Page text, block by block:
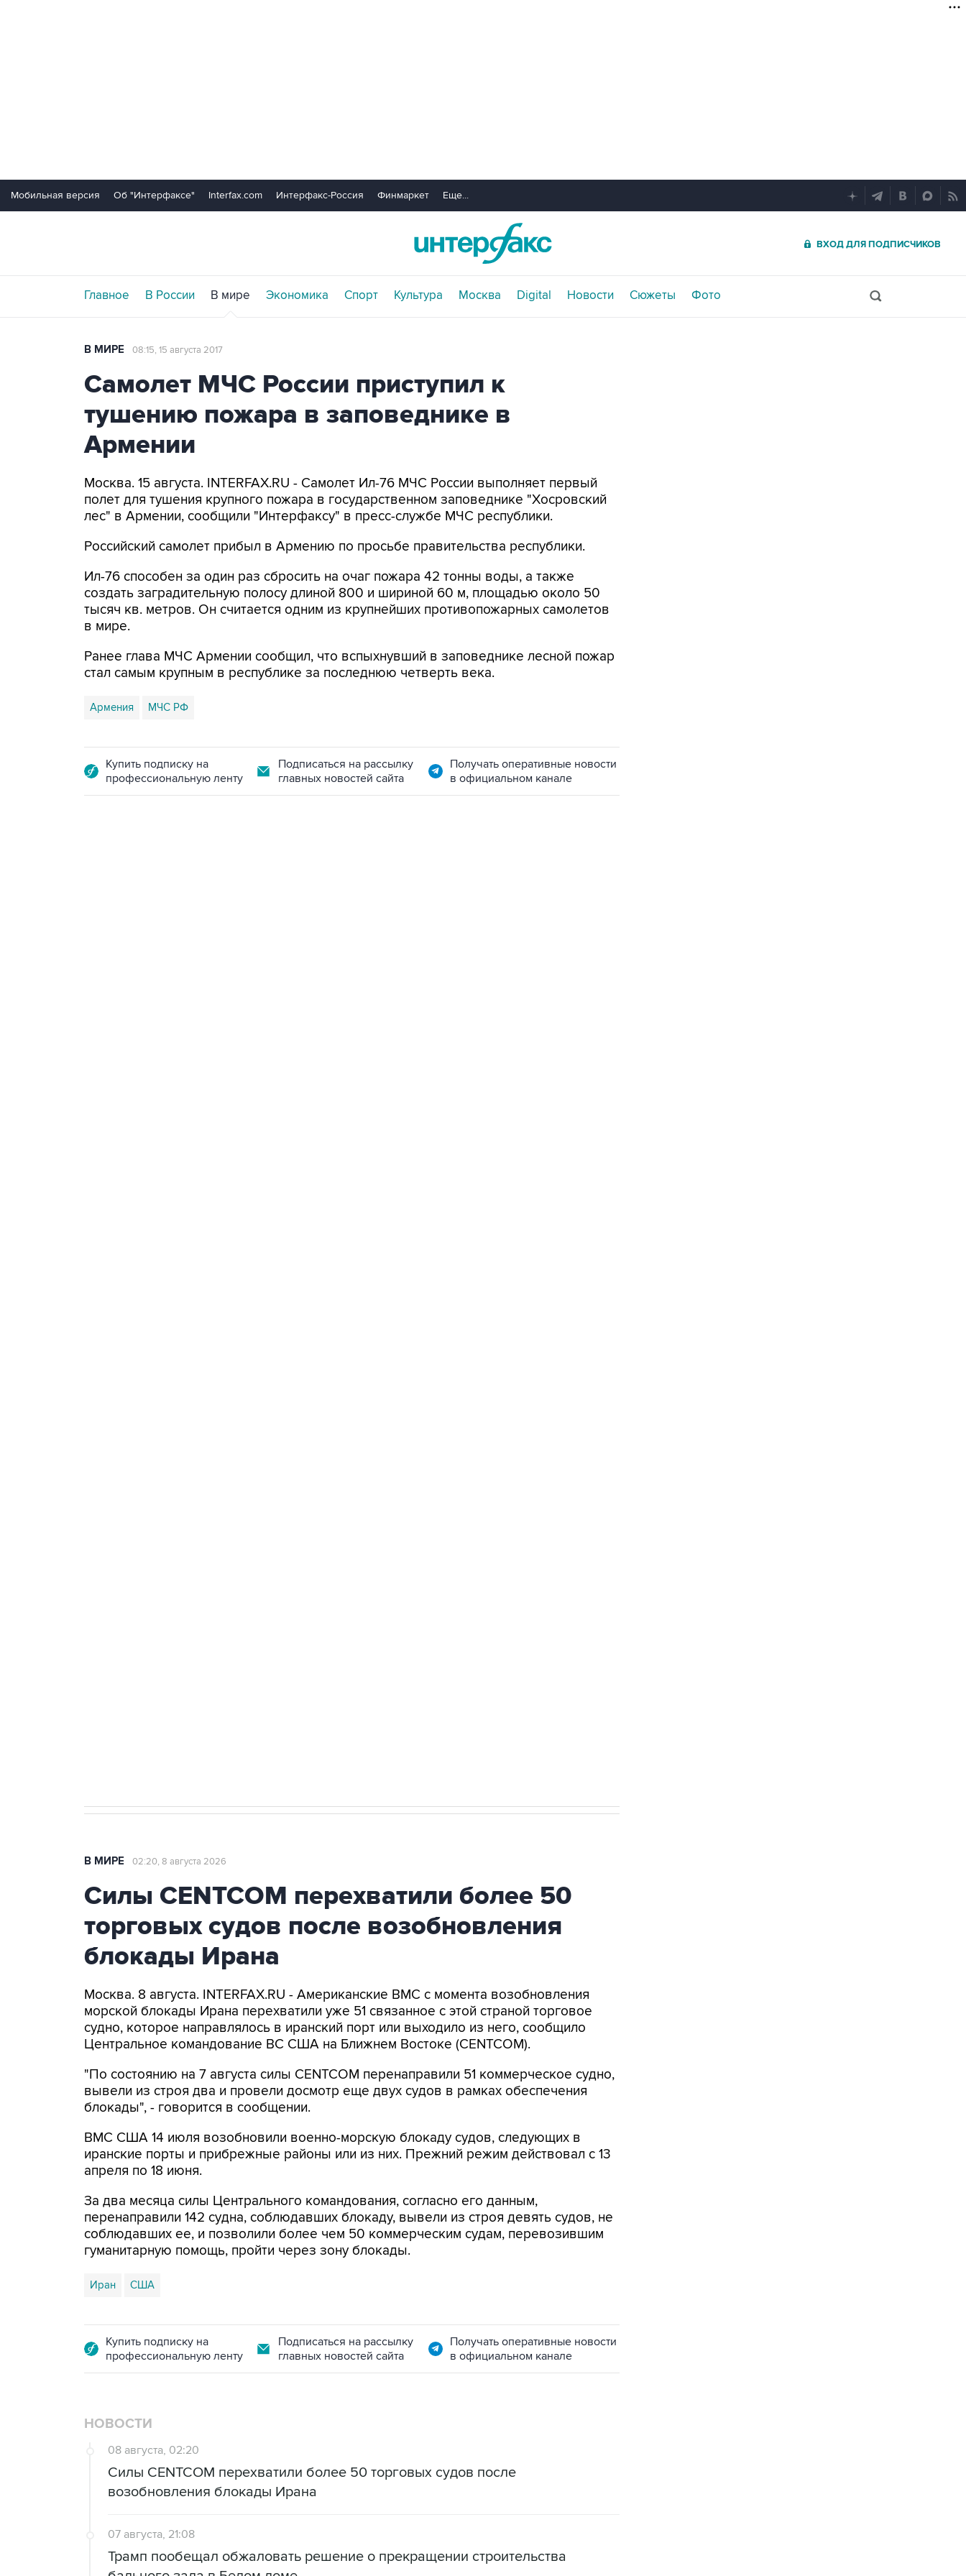
Мобильная версия Об "Интерфаксе" Interfax.com Интерфакс-Россия Финмаркет Еще...
ВХОД ДЛЯ ПОДПИСЧИКОВ
Главное В России В мире Экономика Спорт Культура Москва Digital Новости Сюжеты Фото
В МИРЕ 08:15, 15 августа 2017
Самолет МЧС России приступил к
тушению пожара в заповеднике в
Армении
Москва. 15 августа. INTERFAX.RU - Самолет Ил-76 МЧС России выполняет первый
полет для тушения крупного пожара в государственном заповеднике "Хосровский
лес" в Армении, сообщили "Интерфаксу" в пресс-службе МЧС республики.
Российский самолет прибыл в Армению по просьбе правительства республики.
Ил-76 способен за один раз сбросить на очаг пожара 42 тонны воды, а также
создать заградительную полосу длиной 800 и шириной 60 м, площадью около 50
тысяч кв. метров. Он считается одним из крупнейших противопожарных самолетов
в мире.
Ранее глава МЧС Армении сообщил, что вспыхнувший в заповеднике лесной пожар
стал самым крупным в республике за последнюю четверть века.
Армения МЧС РФ
Купить подписку на
профессиональную ленту
Подписаться на рассылку
главных новостей сайта
Получать оперативные новости
в официальном канале
В МИРЕ 02:20, 8 августа 2026
Силы CENTCOM перехватили более 50
торговых судов после возобновления
блокады Ирана
Москва. 8 августа. INTERFAX.RU - Американские ВМС с момента возобновления
морской блокады Ирана перехватили уже 51 связанное с этой страной торговое
судно, которое направлялось в иранский порт или выходило из него, сообщило
Центральное командование ВС США на Ближнем Востоке (CENTCOM).
"По состоянию на 7 августа силы CENTCOM перенаправили 51 коммерческое судно,
вывели из строя два и провели досмотр еще двух судов в рамках обеспечения
блокады", - говорится в сообщении.
ВМС США 14 июля возобновили военно-морскую блокаду судов, следующих в
иранские порты и прибрежные районы или из них. Прежний режим действовал с 13
апреля по 18 июня.
За два месяца силы Центрального командования, согласно его данным,
перенаправили 142 судна, соблюдавших блокаду, вывели из строя девять судов, не
соблюдавших ее, и позволили более чем 50 коммерческим судам, перевозившим
гуманитарную помощь, пройти через зону блокады.
Иран США
Купить подписку на
профессиональную ленту
Подписаться на рассылку
главных новостей сайта
Получать оперативные новости
в официальном канале
НОВОСТИ
08 августа, 02:20
Силы CENTCOM перехватили более 50 торговых судов после
возобновления блокады Ирана
07 августа, 21:08
Трамп пообещал обжаловать решение о прекращении строительства